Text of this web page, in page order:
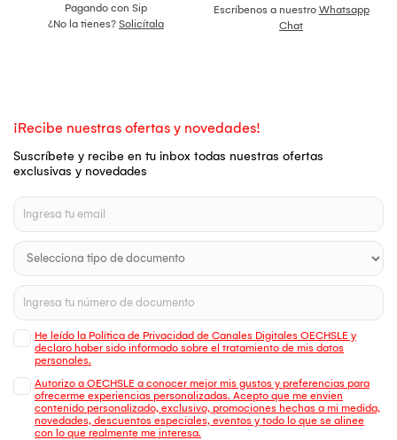
Pagando con Sip
¿No la tienes? Solicítala
Escríbenos a nuestro Whatsapp
Chat
¡Recibe nuestras ofertas y novedades!
Suscríbete y recibe en tu inbox todas nuestras ofertas
exclusivas y novedades
He leído la Política de Privacidad de Canales Digitales OECHSLE y
declaro haber sido informado sobre el tratamiento de mis datos
personales.
Autorizo a OECHSLE a conocer mejor mis gustos y preferencias para
ofrecerme experiencias personalizadas. Acepto que me envien
contenido personalizado, exclusivo, promociones hechas a mi medida,
novedades, descuentos especiales, eventos y todo lo que se alinee
con lo que realmente me interesa.